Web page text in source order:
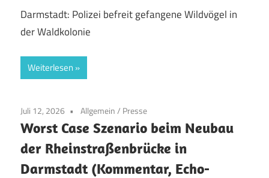
Darmstadt: Polizei befreit gefangene Wildvögel in
der Waldkolonie
Weiterlesen
Juli 12, 2026 Allgemein/ Presse
Worst Case Szenario beim Neubau
der Rheinstraßenbrücke in
Darmstadt (Kommentar, Echo-